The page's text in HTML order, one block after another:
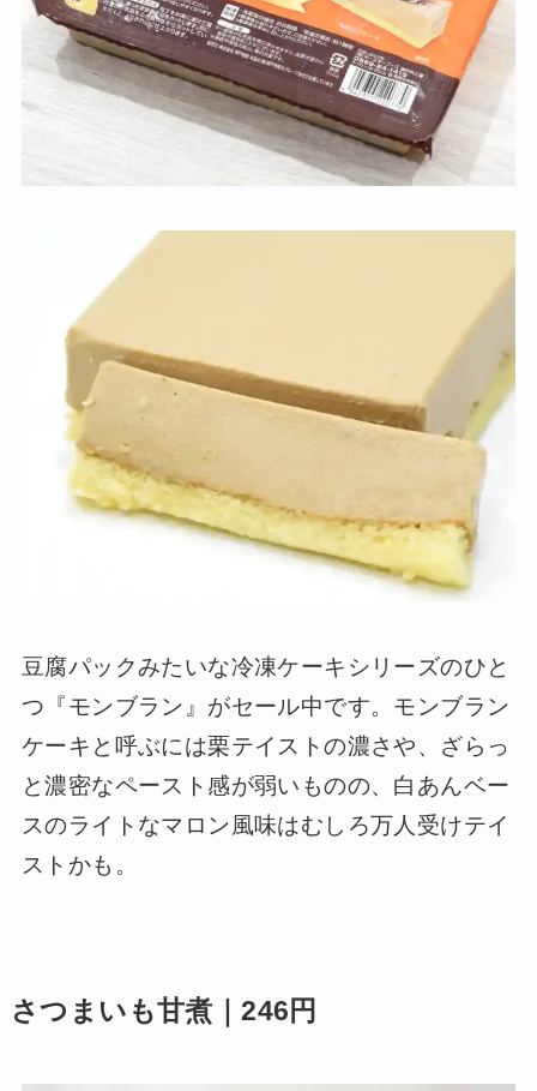
豆腐パックみたいな冷凍ケーキシリーズのひと
つ『モンブラン』がセール中です。モンブラン
ケーキと呼ぶには栗テイストの濃さや、ざらっ
と濃密なペースト感が弱いものの、白あんベー
スのライトなマロン風味はむしろ万人受けテイ
ストかも。
さつまいも甘煮｜246円